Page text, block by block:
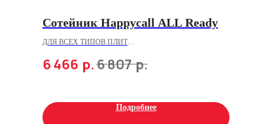
Сотейник Happycall ALL Ready
ДЛЯ ВСЕХ ТИПОВ ПЛИТ
28см
6 466 р.6 807 р.
Подробнее